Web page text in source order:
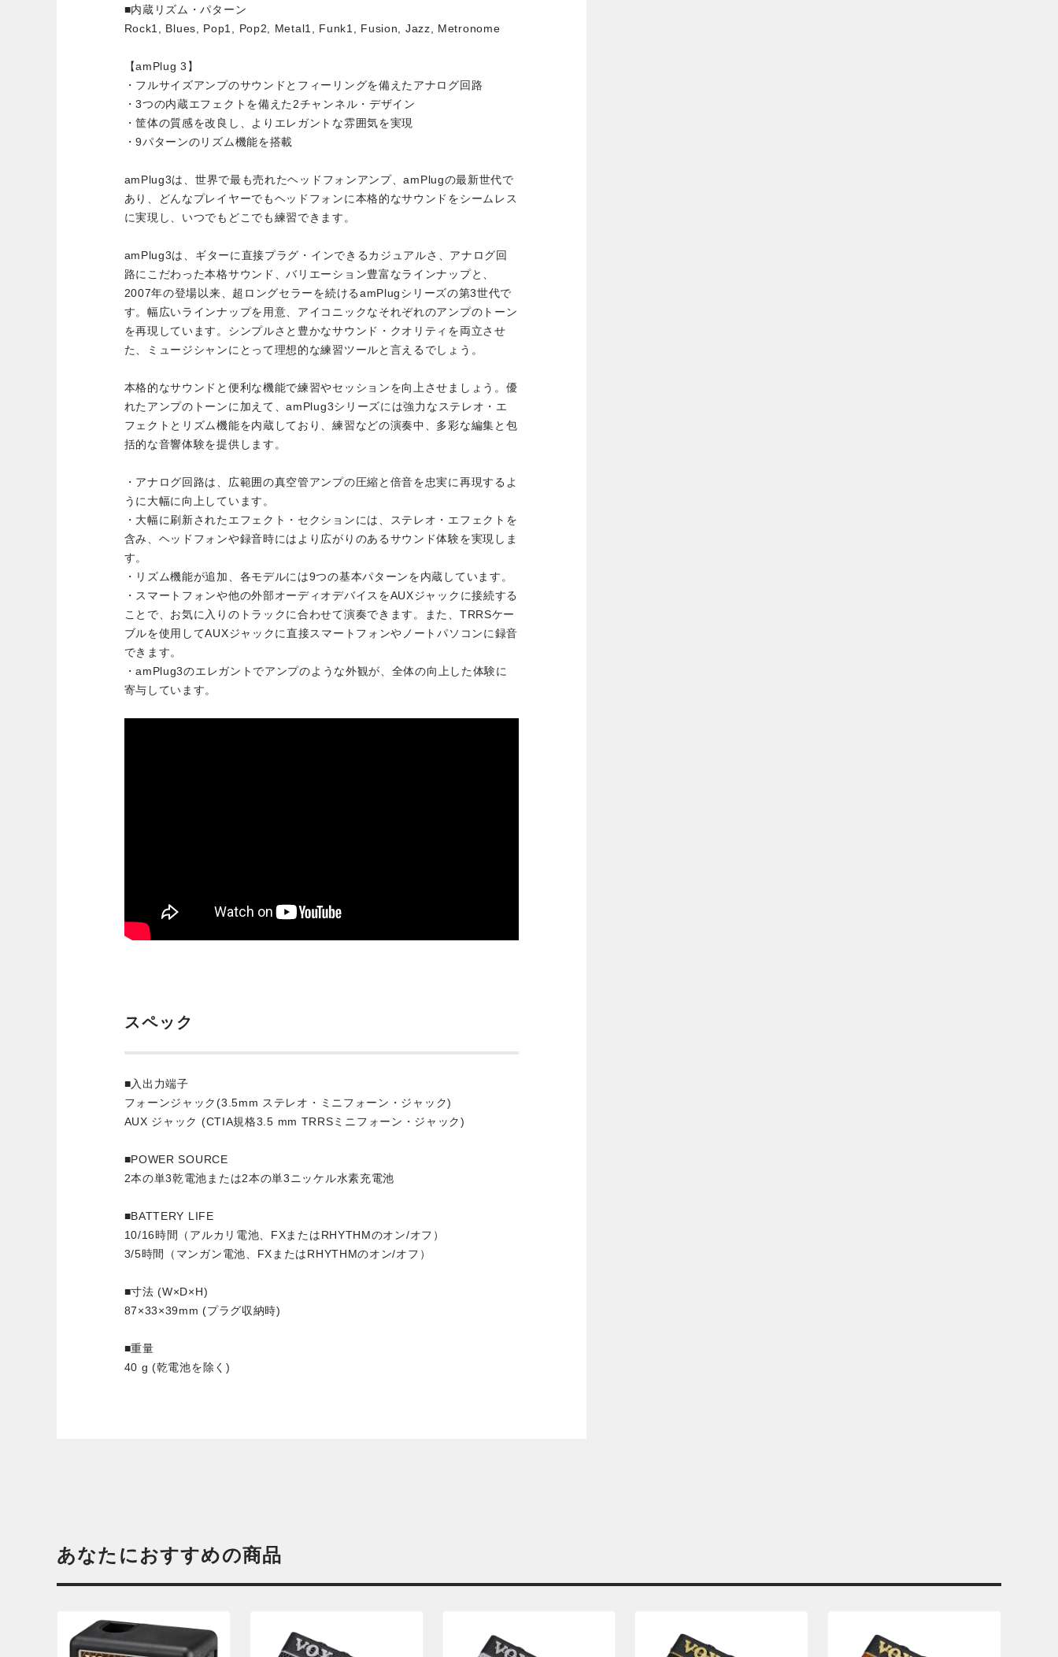
■内蔵リズム・パターン
Rock1, Blues, Pop1, Pop2, Metal1, Funk1, Fusion, Jazz, Metronome
【amPlug 3】
・フルサイズアンプのサウンドとフィーリングを備えたアナログ回路
・3つの内蔵エフェクトを備えた2チャンネル・デザイン
・筐体の質感を改良し、よりエレガントな雰囲気を実現
・9パターンのリズム機能を搭載
amPlug3は、世界で最も売れたヘッドフォンアンプ、amPlugの最新世代で
あり、どんなプレイヤーでもヘッドフォンに本格的なサウンドをシームレス
に実現し、いつでもどこでも練習できます。
amPlug3は、ギターに直接プラグ・インできるカジュアルさ、アナログ回
路にこだわった本格サウンド、バリエーション豊富なラインナップと、
2007年の登場以来、超ロングセラーを続けるamPlugシリーズの第3世代で
す。幅広いラインナップを用意、アイコニックなそれぞれのアンプのトーン
を再現しています。シンプルさと豊かなサウンド・クオリティを両立させ
た、ミュージシャンにとって理想的な練習ツールと言えるでしょう。
本格的なサウンドと便利な機能で練習やセッションを向上させましょう。優
れたアンプのトーンに加えて、amPlug3シリーズには強力なステレオ・エ
フェクトとリズム機能を内蔵しており、練習などの演奏中、多彩な編集と包
括的な音響体験を提供します。
・アナログ回路は、広範囲の真空管アンプの圧縮と倍音を忠実に再現するよ
うに大幅に向上しています。
・大幅に刷新されたエフェクト・セクションには、ステレオ・エフェクトを
含み、ヘッドフォンや録音時にはより広がりのあるサウンド体験を実現しま
す。
・リズム機能が追加、各モデルには9つの基本パターンを内蔵しています。
・スマートフォンや他の外部オーディオデバイスをAUXジャックに接続する
ことで、お気に入りのトラックに合わせて演奏できます。また、TRRSケー
ブルを使用してAUXジャックに直接スマートフォンやノートパソコンに録音
できます。
・amPlug3のエレガントでアンプのような外観が、全体の向上した体験に
寄与しています。
スペック
■入出力端子
フォーンジャック(3.5mm ステレオ・ミニフォーン・ジャック)
AUX ジャック (CTIA規格3.5 mm TRRSミニフォーン・ジャック)
■POWER SOURCE
2本の単3乾電池または2本の単3ニッケル水素充電池
■BATTERY LIFE
10/16時間（アルカリ電池、FXまたはRHYTHMのオン/オフ）
3/5時間（マンガン電池、FXまたはRHYTHMのオン/オフ）
■寸法 (W×D×H)
87×33×39mm (プラグ収納時)
■重量
40 g (乾電池を除く)
あなたにおすすめの商品